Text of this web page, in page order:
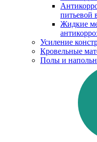
питьевой
Жидкие
Усиление
Кровельные
Полы и